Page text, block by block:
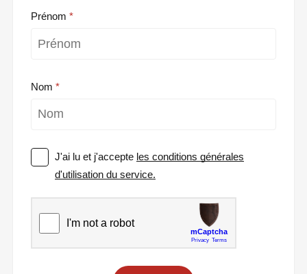
Prénom
Nom
J'ai lu et j'accepte les conditions générales
d'utilisation du service.